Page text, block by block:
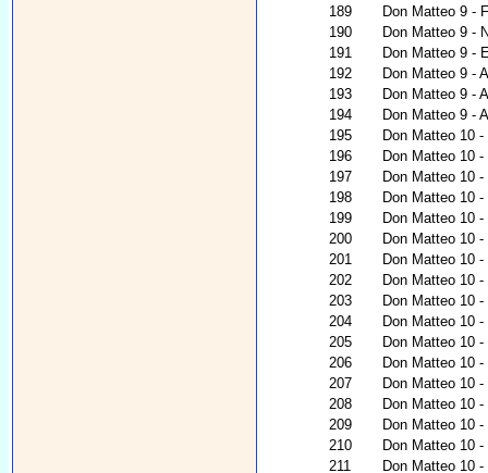
189
Don Matteo 9 -
190
Don Matteo 9 -
191
Don Matteo 9 -
192
Don Matteo 9 -
193
Don Matteo 9 -
194
Don Matteo 9 -
195
Don Matteo 10 -
196
Don Matteo 10
197
Don Matteo 10
198
Don Matteo 10
199
Don Matteo 10
200
Don Matteo 10
201
Don Matteo 10
202
Don Matteo 10
203
Don Matteo 10
204
Don Matteo 10
205
Don Matteo 10
206
Don Matteo 10
207
Don Matteo 10
208
Don Matteo 10
209
Don Matteo 10
210
Don Matteo 10
211
Don Matteo 10